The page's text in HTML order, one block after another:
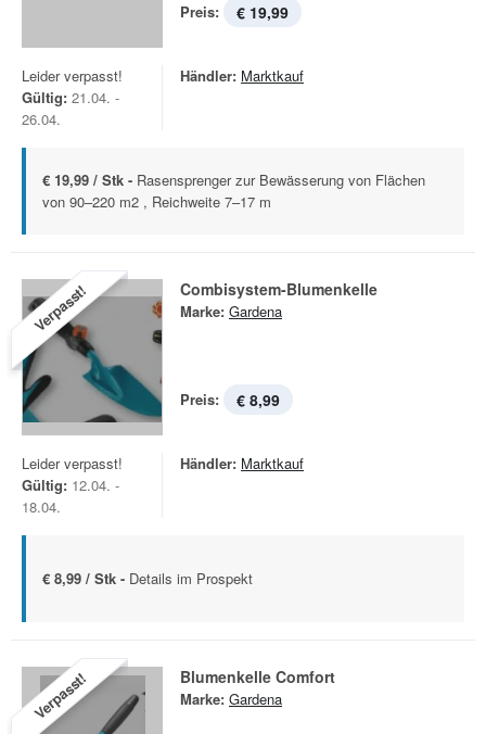
Preis: € 19,99
Leider verpasst!
Gültig: 21.04. -
26.04.
Händler: Marktkauf
€ 19,99 / Stk - Rasensprenger zur Bewässerung von Flächen
von 90–220 m2 , Reichweite 7–17 m
Verpasst! Combisystem-Blumenkelle
Marke: Gardena
Preis: € 8,99
Leider verpasst!
Gültig: 12.04. -
18.04.
Händler: Marktkauf
€ 8,99 / Stk - Details im Prospekt
Verpasst! Blumenkelle Comfort
Marke: Gardena